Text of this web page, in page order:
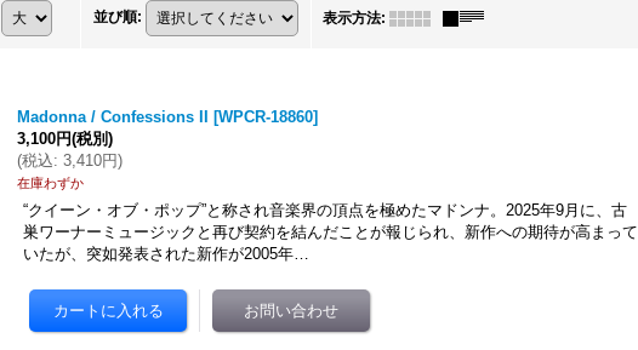
並び順: 表示方法:
Madonna / Confessions II [WPCR-18860]
3,100円(税別)
(税込: 3,410円)
在庫わずか
“クイーン・オブ・ポップ”と称され音楽界の頂点を極めたマドンナ。2025年9月に、古
巣ワーナーミュージックと再び契約を結んだことが報じられ、新作への期待が高まって
いたが、突如発表された新作が2005年…